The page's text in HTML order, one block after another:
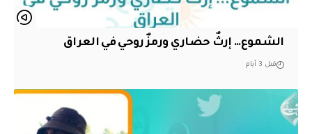
الشموع… إرثٌ حضاري ورمزٌ روحي في العراق
قبل 3 أيام